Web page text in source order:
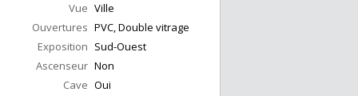
Vue Ville
Ouvertures PVC, Double vitrage
Exposition Sud-Ouest
Ascenseur Non
Cave Oui